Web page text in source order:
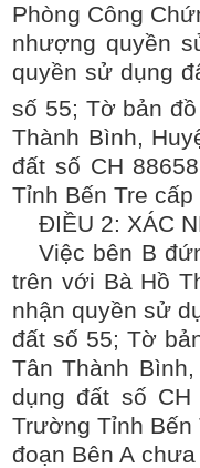
Phòng Công
nhượng quyền
quyền sử dụng
số 55; Tờ bản
Thành Bình,
đất số CH
Tỉnh Bến Tre
ĐIỀU 2: XÁC
Việc bên B
trên với Bà Hồ
nhận quyền sử
đất số 55; Tờ
Tân Thành
dụng đất số
Trường Tỉnh Bến
đoạn Bên A